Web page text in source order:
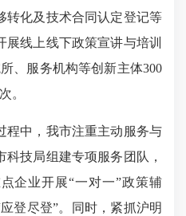
转化及技术合同认定登记等
线上线下政策宣讲与培训
、服务机构等创新主体300
。
中，我市注重主动服务与
科技局组建专项服务团队，
企业开展“一对一”政策辅
登尽登”。同时，紧抓沪明